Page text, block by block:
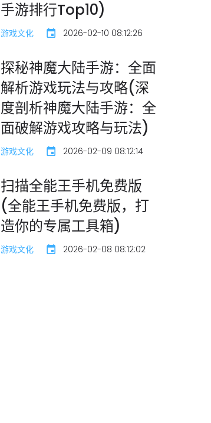
手游排行Top10)
游戏文化 2026-02-10 08:12:26
探秘神魔大陆手游：全面
解析游戏玩法与攻略(深
度剖析神魔大陆手游：全
面破解游戏攻略与玩法)
游戏文化 2026-02-09 08:12:14
扫描全能王手机免费版
(全能王手机免费版，打
造你的专属工具箱)
游戏文化 2026-02-08 08:12:02